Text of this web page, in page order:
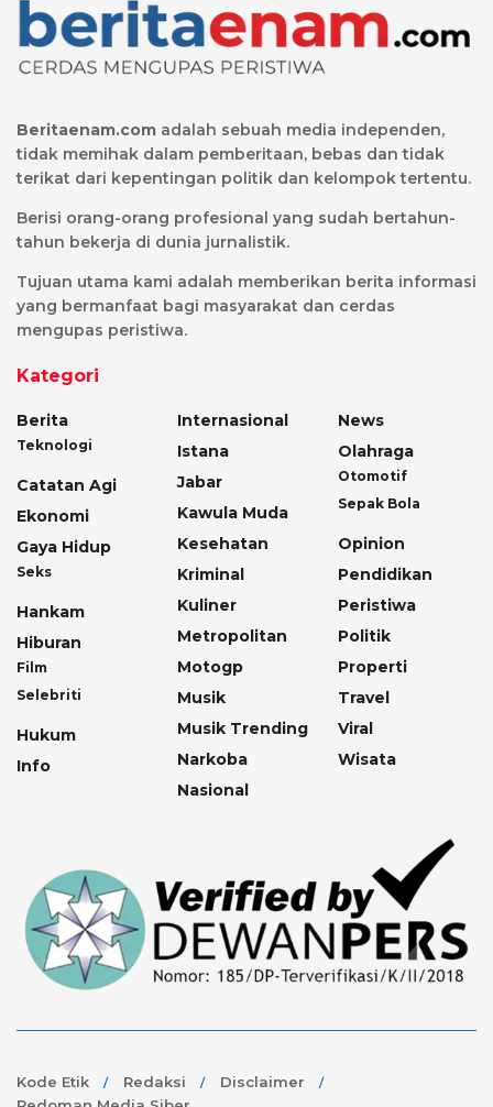
Beritaenam.com adalah sebuah media independen,
tidak memihak dalam pemberitaan, bebas dan tidak
terikat dari kepentingan politik dan kelompok tertentu.
Berisi orang-orang profesional yang sudah bertahun-
tahun bekerja di dunia jurnalistik.
Tujuan utama kami adalah memberikan berita informasi
yang bermanfaat bagi masyarakat dan cerdas
mengupas peristiwa.
Kategori
Berita
Teknologi
Catatan Agi
Ekonomi
Gaya Hidup
Seks
Hankam
Hiburan
Film
Selebriti
Hukum
Info
Internasional
Istana
Jabar
Kawula Muda
Kesehatan
Kriminal
Kuliner
Metropolitan
Motogp
Musik
Musik Trending
Narkoba
Nasional
News
Olahraga
Otomotif
Sepak Bola
Opinion
Pendidikan
Peristiwa
Politik
Properti
Travel
Viral
Wisata
Kode Etik Redaksi
Disclaimer